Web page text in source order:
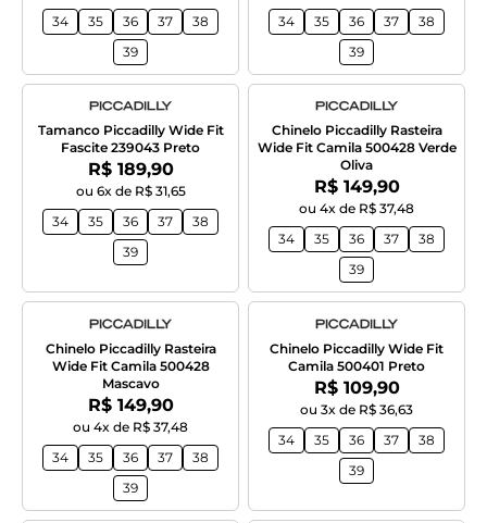
34
35 36 37
38
39
34
35 36 37
38
39
Tamanco Piccadilly Wide Fit
Fascite 239043 Preto
Por:
R$ 189,90
ou 6x de R$ 31,65
34
35 36 37
38
39
Chinelo Piccadilly Rasteira
Wide Fit Camila 500428 Verde
Oliva
Por:
R$ 149,90
ou 4x de R$ 37,48
34
35 36 37
38
39
Chinelo Piccadilly Rasteira
Wide Fit Camila 500428
Mascavo
Por:
R$ 149,90
ou 4x de R$ 37,48
34
35 36 37
38
39
Chinelo Piccadilly Wide Fit
Camila 500401 Preto
Por:
R$ 109,90
ou 3x de R$ 36,63
34
35 36 37
38
39